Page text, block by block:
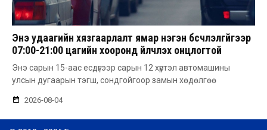
Энэ удаагийн хязгаарлалт ямар нэгэн бүсчлэлгүйгээр
07:00-21:00 цагийн хооронд үйлчлэх онцлогтой
Энэ сарын 15-аас есдүгээр сарын 12 хүртэл автомашины
улсын дугаарын тэгш, сондгойгоор замын хөдөлгөө
2026-08-04